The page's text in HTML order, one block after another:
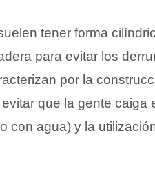
tener forma
para evitar los
por la
que la gente caiga
con agua) y la